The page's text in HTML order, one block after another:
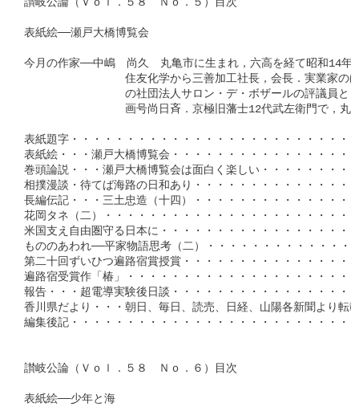
表紙絵──瀬戸大橋博覧会
今月の作家──中嶋　尚久　丸亀市に生まれ，六高を経て昭和14年
住友化学から三善加工社長，会長．実業家のほか
の社団法人サロン・デ・ボザールの評議員として
画号尚日斉．京極旧藩士12代武左衛門で，丸亀市
表紙題字・・・・・・・・・・・・・・・・・・・・・・・・・
表紙絵・・・瀬戸大橋博覧会・・・・・・・・・・・・・・・・
巻頭論説・・・瀬戸大橋博覧会は面白く楽しい・・・・・・・・
相撲漫談・待てば海路の日和あり・・・・・・・・・・・・・・
長編伝記・・・三土忠造（十四）・・・・・・・・・・・・・・
花岡タネ（二）・・・・・・・・・・・・・・・・・・・・・・
米国支え自由圏守る日本に・・・・・・・・・・・・・・・・・
もののあわれ──平家物語思考（二）・・・・・・・・・・・・・
第二十回ずいひつ遍路宿賞授賞・・・・・・・・・・・・・・・
遍路宿受賞作「椿」・・・・・・・・・・・・・・・・・・・・
報告・・・超電導実験後日談・・・・・・・・・・・・・・・・
香川県だより・・・朝日、毎日、読売、日経、山陽各新聞より転
編集後記・・・・・・・・・・・・・・・・・・・・・・・・・
讃岐公論（Ｖｏｌ．５８　Ｎｏ．６）目次
表紙絵──少年と海